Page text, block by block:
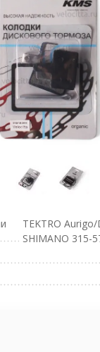
TEKTRO
SHIMANO 315-